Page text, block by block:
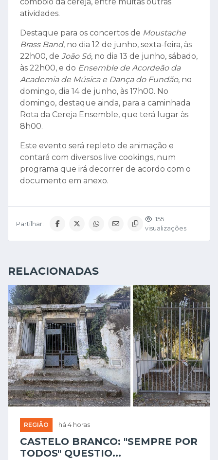
atividades.
Destaque para os concertos de Moustache
Brass Band, no dia 12 de junho, sexta-feira, às
22h00, de João Só, no dia 13 de junho, sábado,
às 22h00, e do Ensemble de Acordeão da
Academia de Música e Dança do Fundão, no
domingo, dia 14 de junho, às 17h00. No
domingo, destaque ainda, para a caminhada
Rota da Cereja Ensemble, que terá lugar às
8h00.
Este evento será repleto de animação e
contará com diversos live cookings, num
programa que irá decorrer de acordo com o
documento em anexo.
Partilhar:
155
visualizações
RELACIONADAS
REGIÃO há 4 horas
CASTELO BRANCO: "SEMPRE POR
TODOS" QUESTIO...